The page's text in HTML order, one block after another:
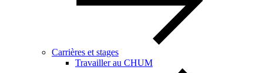
Carrières et stages
Travailler au CHUM